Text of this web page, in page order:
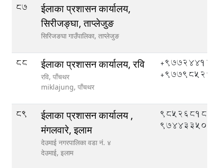
87
ईलाका प्रशासन कार्यालय,
सिरीजङ्घा, ताप्लेजुङ
सिरिजङघा गाउँपालिका, ताप्लेजुङ
88 ईलाका प्रशासन कार्यालय, रवि
रवि, पाँचथर
miklajung, पाँचथर
89
ईलाका प्रशासन कार्यालय ,
मंगलवारे, इलाम
देउमाई नगरपालिका वडा नं. ४
देउमाई, इलाम
9744335089